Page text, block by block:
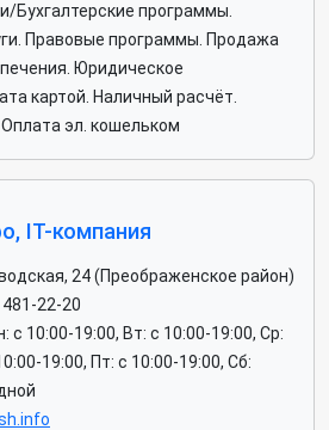
Бухгалтерские программы.
Правовые программы. Продажа
Юридическое
картой. Наличный расчёт.
эл. кошельком
IT-компания
24 (Преображенское район)
22-20
c 10:00-19:00, Вт: c 10:00-19:00, Ср:
19:00, Пт: c 10:00-19:00, Сб: